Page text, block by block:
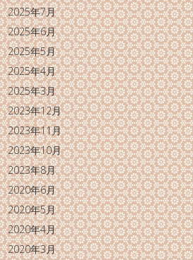
2025年7月
2025年6月
2025年5月
2025年4月
2025年3月
2023年12月
2023年11月
2023年10月
2023年8月
2020年6月
2020年5月
2020年4月
2020年3月